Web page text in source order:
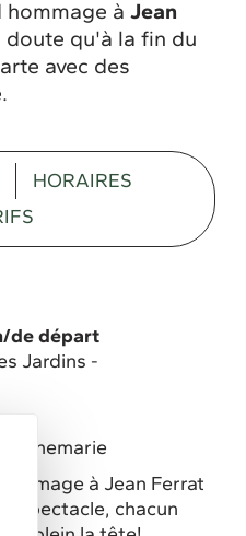
hommage àJean
qu'à la fin du
avec des
HORAIRES
de départ
Jardins -
à Jean Ferrat
spectacle, chacun